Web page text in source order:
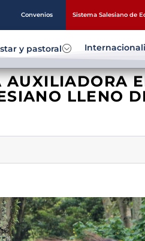
Convenios Sistema Salesiano de
y pastoral
AUXILIADORA
LLENO